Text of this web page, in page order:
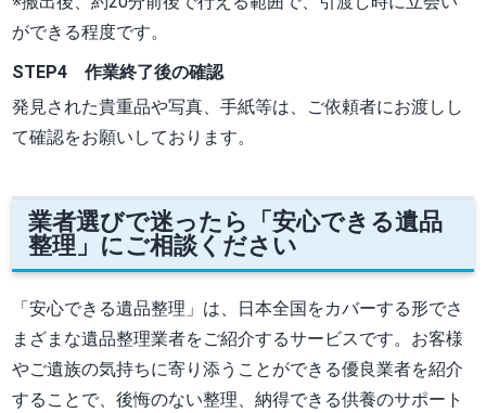
ができる程度です。
STEP4 作業終了後の確認
発見された貴重品や写真、手紙等は、ご依頼者にお渡しし
て確認をお願いしております。
業者選びで迷ったら「安心できる遺品
整理」にご相談ください
「安心できる遺品整理」は、日本全国をカバーする形でさ
まざまな遺品整理業者をご紹介するサービスです。お客様
やご遺族の気持ちに寄り添うことができる優良業者を紹介
することで、後悔のない整理、納得できる供養のサポート